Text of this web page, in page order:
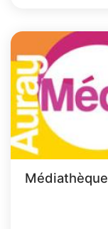
Médiathèque